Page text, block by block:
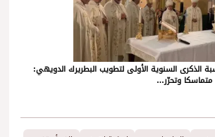
الذكرى السنوية الأولى لتطويب البطريرك الدويهي:
وتحرّر…